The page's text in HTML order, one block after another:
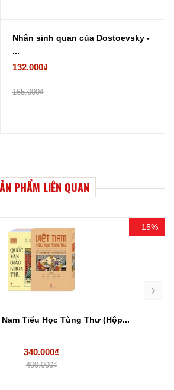
Nhân sinh quan của Dostoevsky -
...
132.000₫
165.000₫
PHẨM LIÊN QUAN
- 15%
Tiểu Học Tùng Thư (Hộp...
340.000₫
400.000₫